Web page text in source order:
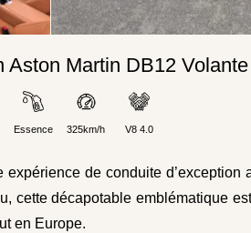
Aston Martin DB12
Essence 325km/h V8 4.0
expérience de conduite
cette décapotable emblématique
en Europe.